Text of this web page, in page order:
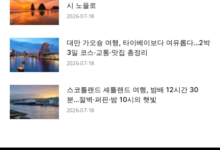
시 노을로
2026-07-18
대만 가오슝 여행, 타이베이보다 여유롭다…2박
3일 코스·교통·맛집 총정리
2026-07-18
스코틀랜드 셰틀랜드 여행, 밤배 12시간 30
분…절벽·퍼핀·밤 10시의 햇빛
2026-07-18